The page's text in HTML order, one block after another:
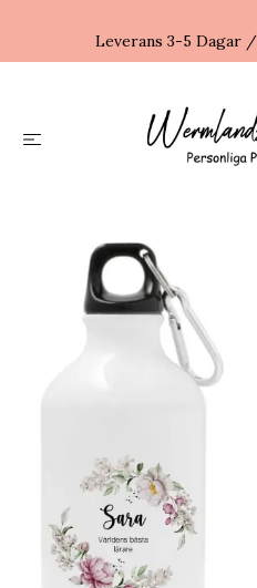
Leverans 3-5 Dagar